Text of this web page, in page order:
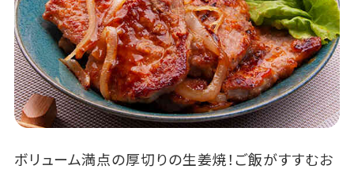
ボリューム満点の厚切りの生姜焼！ご飯がすすむお